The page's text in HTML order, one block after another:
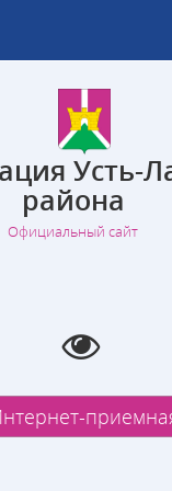
Усть-
района
Официальный сайт